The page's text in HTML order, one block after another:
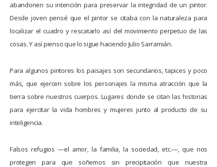
abandonen su intención para preservar la integridad de un pintor.
Desde joven pensé que el pintor se citaba con la naturaleza para
localizar el cuadro y rescatarlo así del movimiento perpetuo de las
cosas. Y así pienso que lo sigue haciendo Julio Sarramián.
Para algunos pintores los paisajes son secundarios, tapices y poco
más, que ejercen sobre los personajes la misma atracción que la
tierra sobre nuestros cuerpos. Lugares donde se citan las historias
para ejercitar la vida hombres y mujeres junto al producto de su
inteligencia.
Falsos refugios —el amor, la familia, la sociedad, etc.—, que nos
protegen para que soñemos sin precipitación que nuestra